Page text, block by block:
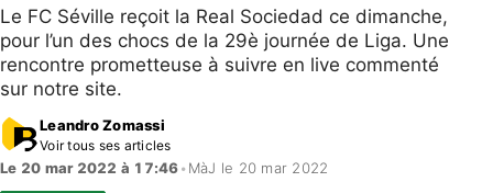
Le FC Séville reçoit la Real Sociedad ce dimanche,
pour l’un des chocs de la 29è journée de Liga. Une
rencontre prometteuse à suivre en live commenté
sur notre site.
Leandro Zomassi
Voir tous ses articles
Le 20 mar 2022 à 17:46• MàJ le 20 mar 2022